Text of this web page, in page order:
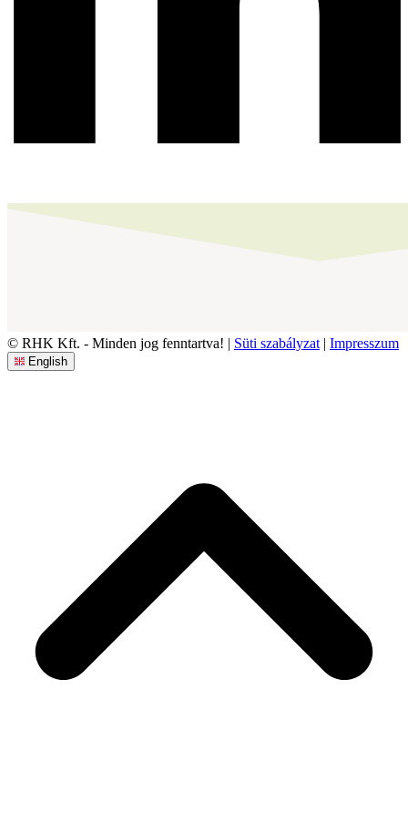
© RHK Kft. - Minden jog fenntartva! | Süti szabályzat | Impresszum
English